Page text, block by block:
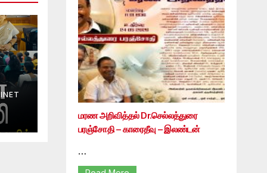
மரண அறிவித்தல் Dr.செல்லத்துரை
பரஞ்சோதி – காரைதீவு – இலண்டன்
…